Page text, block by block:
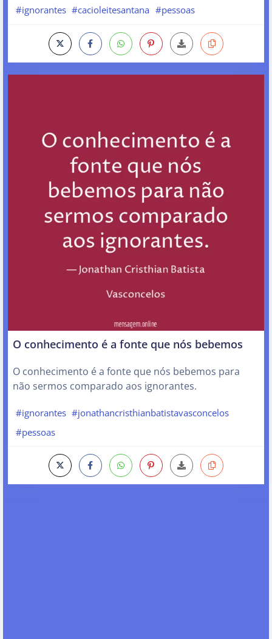
#ignorantes #cacioleitesantana #pessoas
O conhecimento é a fonte que nós bebemos
O conhecimento é a fonte que nós bebemos para
não sermos comparado aos ignorantes.
#ignorantes #jonathancristhianbatistavasconcelos
#pessoas